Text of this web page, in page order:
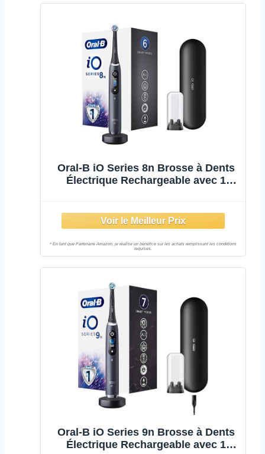
Oral-B iO Series 8n Brosse à Dents
Électrique Rechargeable avec 1
Premium Offert, Noir
Oral-B iO Series 9n Brosse à Dents
Électrique Rechargeable avec 1